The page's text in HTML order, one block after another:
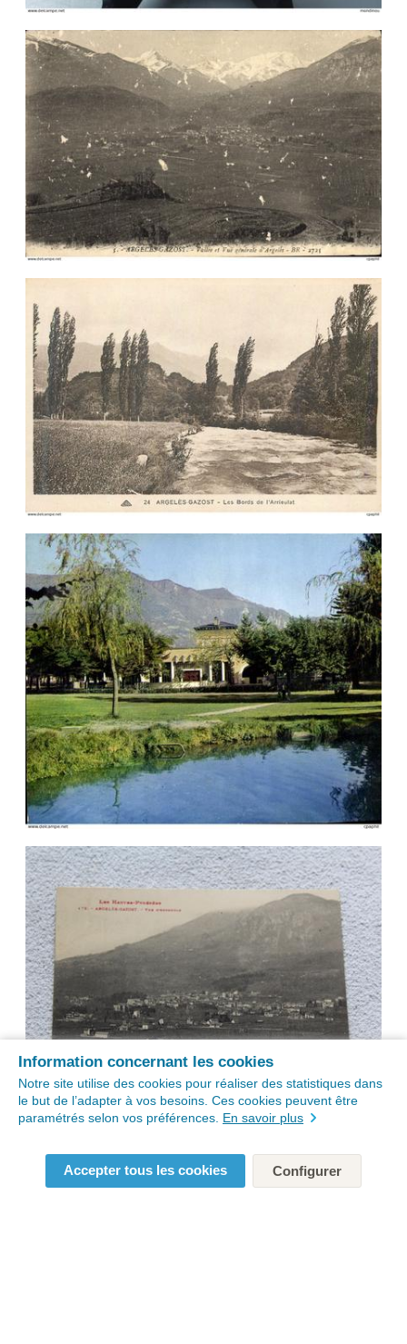
Information concernant les cookies
Notre site utilise des cookies pour réaliser des statistiques dans
le but de l’adapter à vos besoins. Ces cookies peuvent être
paramétrés selon vos préférences. En savoir plus
Accepter tous les cookies Configurer